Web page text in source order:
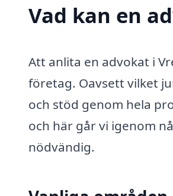
Vad kan en
Att anlita en advokat i
företag. Oavsett vilket
och stöd genom hela
och här går vi igenom
nödvändig.